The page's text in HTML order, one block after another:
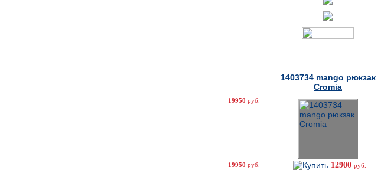
19950 руб.
19950 руб.
1403734 mango рюкзак
Cromia
12900 руб.